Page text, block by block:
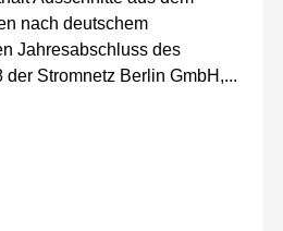
nach deutschem
Jahresabschluss des
Stromnetz Berlin GmbH,...